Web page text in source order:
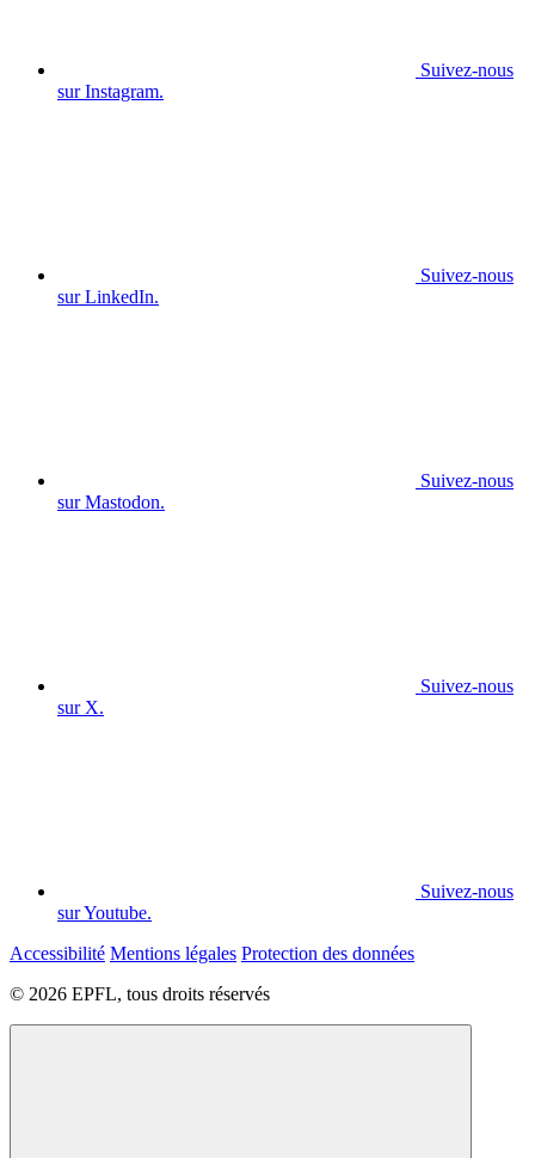
Suivez-nous
sur Instagram.
Suivez-nous
sur LinkedIn.
Suivez-nous
sur Mastodon.
Suivez-nous
sur X.
Suivez-nous
sur Youtube.
Accessibilité Mentions légales Protection des données
© 2026 EPFL, tous droits réservés